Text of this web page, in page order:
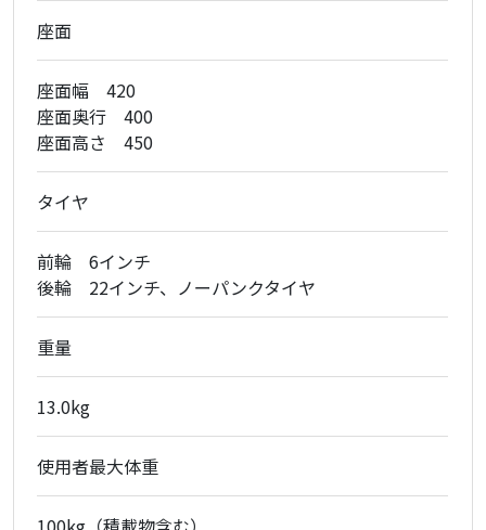
座面
座面幅 420
座面奥行 400
座面高さ 450
タイヤ
前輪 6インチ
後輪 22インチ、ノーパンクタイヤ
重量
13.0kg
使用者最大体重